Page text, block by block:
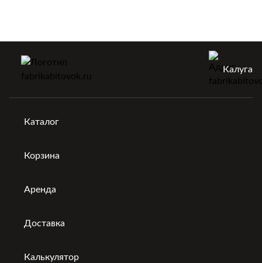
Калуга
Каталог
Корзина
Аренда
Доставка
Калькулятор